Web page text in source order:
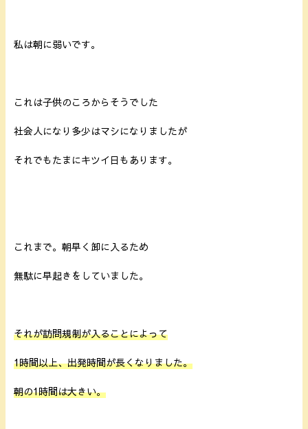
私は朝に弱いです。
これは子供のころからそうでした
社会人になり多少はマシになりましたが
それでもたまにキツイ日もあります。
これまで。朝早く卸に入るため
無駄に早起きをしていました。
それが訪問規制が入ることによって
1時間以上、出発時間が長くなりました。
朝の1時間は大きい。